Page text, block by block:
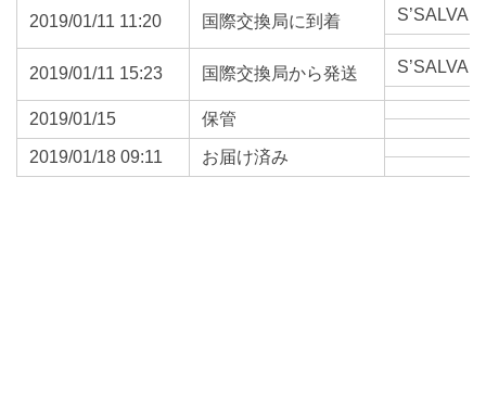
2019/01/11 11:20 国際交換局に到着
2019/01/11 15:23 国際交換局から発送
2019/01/15 保管
2019/01/18 09:11 お届け済み